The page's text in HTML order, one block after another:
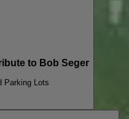
to Bob Seger
Parking Lots